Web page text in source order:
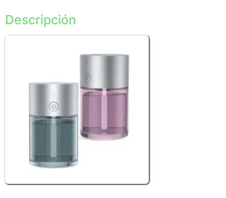
Descripción